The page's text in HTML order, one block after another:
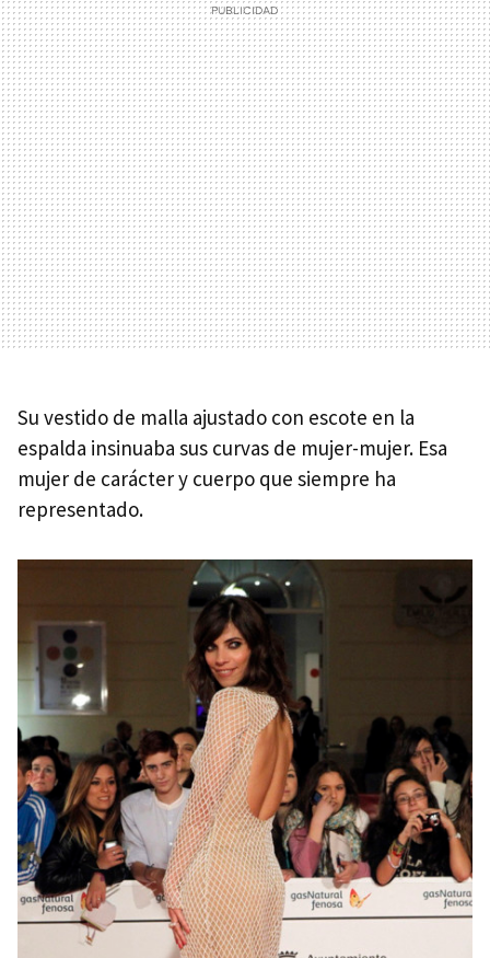
Su vestido de malla ajustado con escote en la
espalda insinuaba sus curvas de mujer-mujer. Esa
mujer de carácter y cuerpo que siempre ha
representado.